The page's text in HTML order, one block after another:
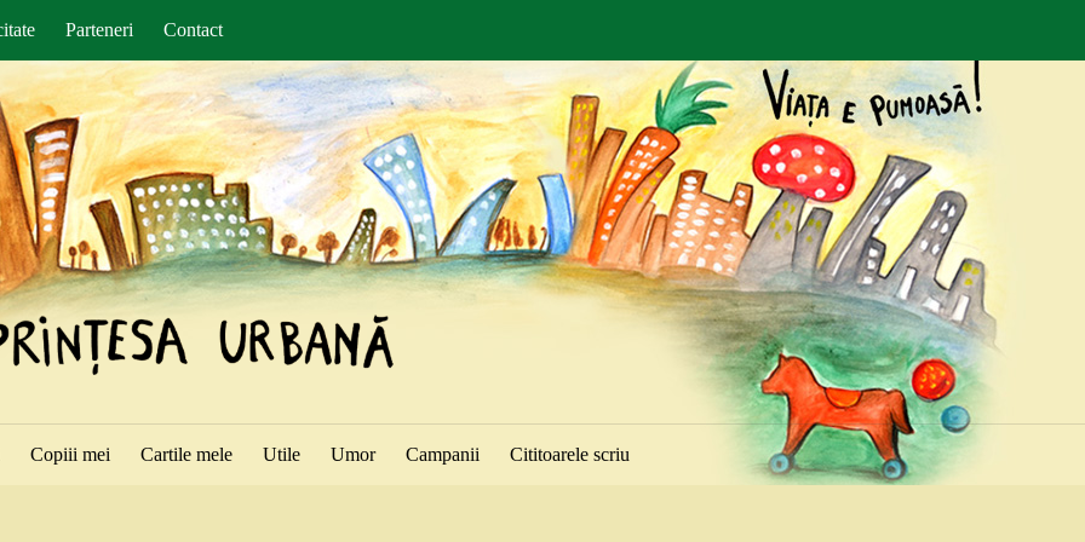
Parteneri Contact
Copiii mei Cartile mele Utile Umor Campanii Cititoarele scriu